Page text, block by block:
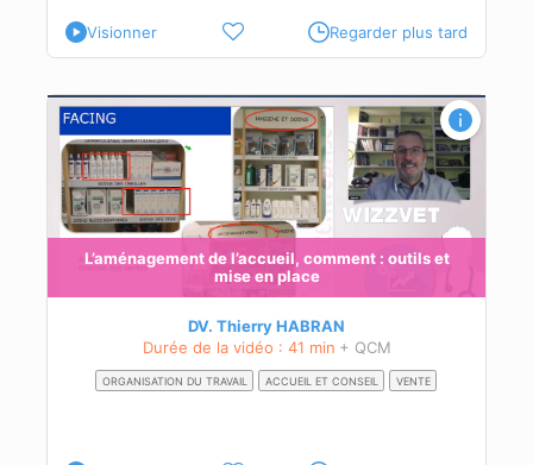
Visionner Regarder plus tard
L’aménagement de l’accueil, comment : outils et
mise en place
DV. Thierry HABRAN
Durée de la vidéo : 41 min + QCM
ORGANISATION DU TRAVAIL ACCUEIL ET CONSEIL VENTE